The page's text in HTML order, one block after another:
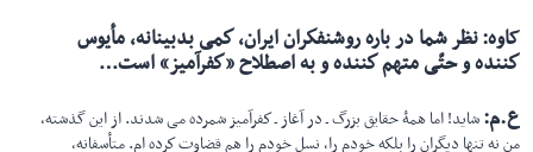
کاوه:نظر شما در باره روشنفكران ایران، كمی بدبینانه، مأیوس
كننده و حتّی متهم كننده و به اصطلاح «كفرآمیز» است…
ع.م:شاید! اما همۀ حقایق بزرگ ـ در آغاز ـ كفرآمیز شمرده می شدند. از این گذشته،
من نه تنها دیگران را بلكه خودم را، نسل خودم را هم قضاوت كرده ام. متأسفانه،